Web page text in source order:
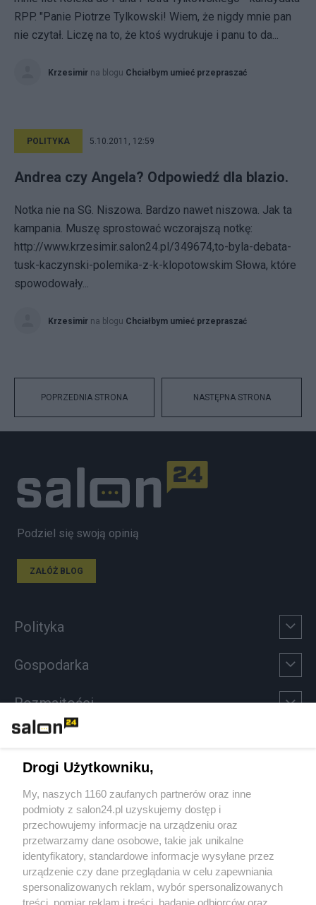
RPP. "Panie Piotrze Tylkowski! Wiem, że nigdy mnie pan
nie czytał. Liczę na to, że ktoś wydrukuje i panu to da...
Krzesimir na blogu Chciałbym umieć przepraszać
POLITYKA 5.10.2011, 12:59
Andrea czy Angela? Odpowiedź dla blazio.
Notka nie na SG. Niszowa. Bardzo nawet niszowa. Jak ta
kampania. Muszę sprostować wczorajszą notkę:
http://www.krzesimir.salon24.pl/349674,to-byla-debata-
tusk-kaczynski-polemika-z-k-klopotowskim Słowa, które
spowodowały...
Krzesimir na blogu Chciałbym umieć przepraszać
POPRZEDNIA STRONA NASTĘPNA STRONA
Podziel się swoją opinią
ZAŁÓŻ BLOG
Polityka
Gospodarka
Rozmaitości
Sport
Społeczeństwo
Kultura
Drogi Użytkowniku,
My, naszych 1160 zaufanych partnerów oraz inne
podmioty z salon24.pl uzyskujemy dostęp i
przechowujemy informacje na urządzeniu oraz
przetwarzamy dane osobowe, takie jak unikalne
identyfikatory, standardowe informacje wysyłane przez
urządzenie czy dane przeglądania w celu zapewniania
spersonalizowanych reklam, wybór spersonalizowanych
treści, pomiar reklam i treści, badanie odbiorców oraz